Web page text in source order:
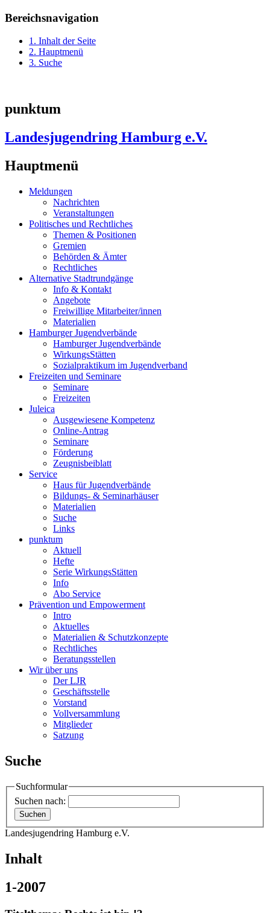
Bereichsnavigation
1. Inhalt der Seite
2. Hauptmenü
3. Suche
punktum
Landesjugendring Hamburg e.V.
Hauptmenü
Meldungen
Nachrichten
Veranstaltungen
Politisches und Rechtliches
Themen & Positionen
Gremien
Behörden & Ämter
Rechtliches
Alternative Stadtrundgänge
Info & Kontakt
Angebote
Freiwillige Mitarbeiter/innen
Materialien
Hamburger Jugendverbände
Hamburger Jugendverbände
WirkungsStätten
Sozialpraktikum im Jugendverband
Freizeiten und Seminare
Seminare
Freizeiten
Juleica
Ausgewiesene Kompetenz
Online-Antrag
Seminare
Förderung
Zeugnisbeiblatt
Service
Haus für Jugendverbände
Bildungs- & Seminarhäuser
Materialien
Suche
Links
punktum
Aktuell
Hefte
Serie WirkungsStätten
Info
Abo Service
Prävention und Empowerment
Intro
Aktuelles
Materialien & Schutzkonzepte
Rechtliches
Beratungsstellen
Wir über uns
Der LJR
Geschäftsstelle
Vorstand
Vollversammlung
Mitglieder
Satzung
Suche
Suchformular
Suchen nach:
Landesjugendring Hamburg e.V.
Inhalt
1-2007